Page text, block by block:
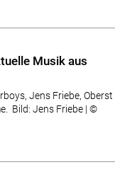
Musik aus
Jens Friebe, Oberst
Bild: Jens Friebe | ©